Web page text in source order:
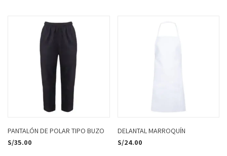
PANTALÓN DE POLAR TIPO BUZO
S/35.00
DELANTAL MARROQUÍN
S/24.00